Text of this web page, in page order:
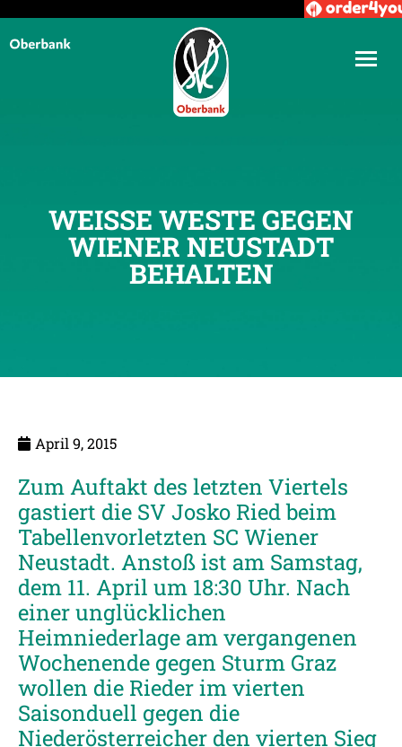
WEISSE WESTE GEGEN W
IENER NEUSTADT B
EHALTEN
April 9, 2015
Zum Auftakt des letzten Viertels
gastiert die SV Josko Ried beim
Tabellenvorletzten SC Wiener
Neustadt. Anstoß ist am Samstag,
dem 11. April um 18:30 Uhr. Nach
einer unglücklichen
Heimniederlage am vergangenen
Wochenende gegen Sturm Graz
wollen die Rieder im vierten
Saisonduell gegen die
Niederösterreicher den vierten Sieg